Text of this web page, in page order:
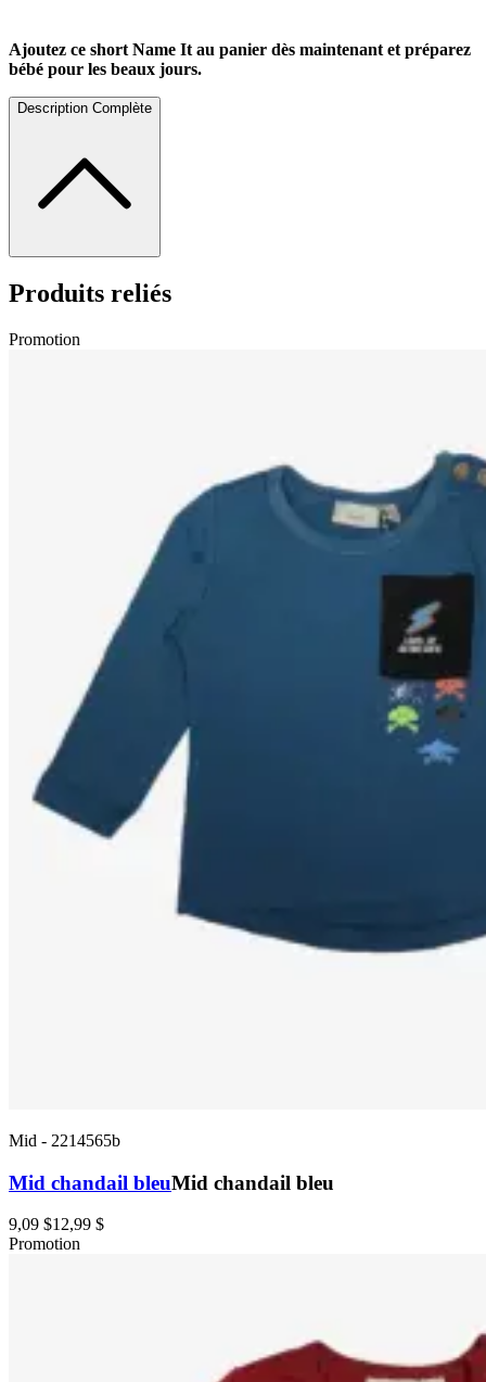
Ajoutez ce short Name It au panier dès maintenant et préparez
bébé pour les beaux jours.
Description Complète
Produits reliés
Promotion
Mid - 2214565b
Mid chandail bleuMid chandail bleu
9,09 $12,99 $
Promotion